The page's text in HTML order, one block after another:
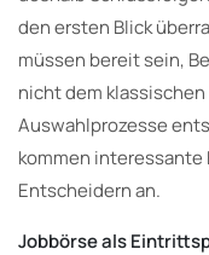
den ersten Blick
müssen bereit sein,
nicht dem
Auswahlprozesse
kommen interessante
Entscheidern an.
Jobbörse als